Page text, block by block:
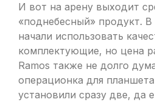
И вот на арену выходит
«поднебесный» продукт.
начали использовать
комплектующие, но цена
Ramos также не долго
операционка для
установили сразу две, да